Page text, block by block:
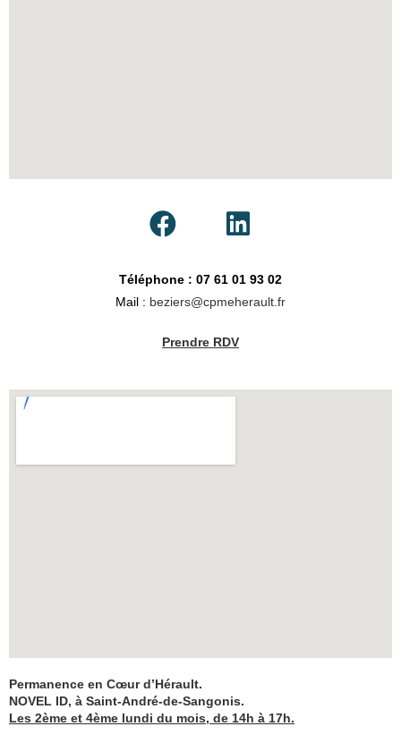
Téléphone : 07 61 01 93 02
Mail : beziers@cpmeherault.fr
Prendre RDV
Permanence en Cœur d’Hérault.
NOVEL ID, à Saint-André-de-Sangonis.
Les 2ème et 4ème lundi du mois, de 14h à 17h.